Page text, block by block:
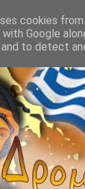
cookies
with Google
to detect